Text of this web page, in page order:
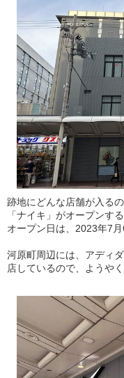
跡地にどんな店舗が入る
「ナイキ」がオープンす
オープン日は、2023年7月
河原町周辺には、アディ
店しているので、ようや